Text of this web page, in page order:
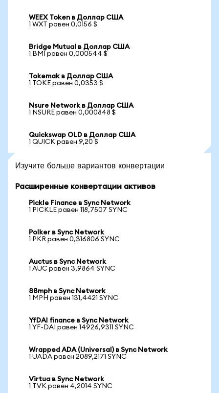
WEEX Token в Доллар США
1 WXT равен 0,0156 $
Bridge Mutual в Доллар США
1 BMI равен 0,000544 $
Tokemak в Доллар США
1 TOKE равен 0,0353 $
Nsure Network в Доллар США
1 NSURE равен 0,000848 $
Quickswap OLD в Доллар США
1 QUICK равен 9,20 $
Изучите больше вариантов конвертации
Расширенные конвертации активов
Pickle Finance в Sync Network
1 PICKLE равен 118,7507 SYNC
Polker в Sync Network
1 PKR равен 0,316806 SYNC
Auctus в Sync Network
1 AUC равен 3,9864 SYNC
88mph в Sync Network
1 MPH равен 131,4421 SYNC
YfDAI finance в Sync Network
1 YF-DAI равен 14926,9311 SYNC
Wrapped ADA (Universal) в Sync Network
1 UADA равен 2089,2171 SYNC
Virtua в Sync Network
1 TVK равен 4,2014 SYNC